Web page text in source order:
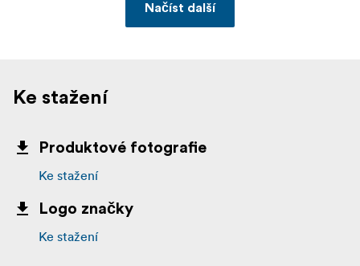
Načíst další
Ke stažení
Produktové fotografie
Ke stažení
Logo značky
Ke stažení